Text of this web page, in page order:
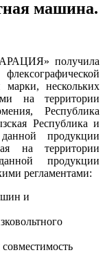
машина.
получила
нескольких
на территории
Республика
Республика и
продукции
на территории
продукции
регламентами:
и